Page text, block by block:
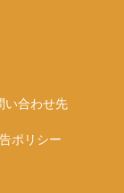
い合わせ先
ポリシー